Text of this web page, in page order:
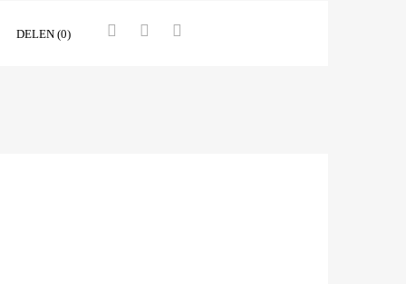
DELEN (0)